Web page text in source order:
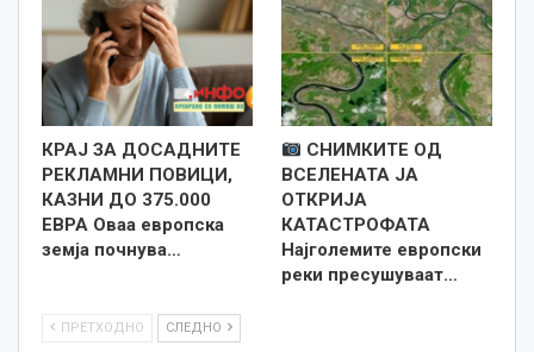
КРАЈ ЗА ДОСАДНИТЕ
РЕКЛАМНИ ПОВИЦИ,
КАЗНИ ДО 375.000
ЕВРА Оваа европска
земја почнува…
СНИМКИТЕ ОД
ВСЕЛЕНАТА ЈА
ОТКРИЈА
КАТАСТРОФАТА
Најголемите европски
реки пресушуваат…
ПРЕТХОДНО СЛЕДНО